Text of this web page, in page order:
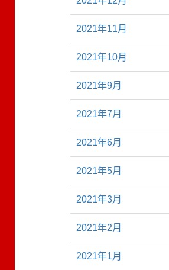
2021年11月
2021年10月
2021年9月
2021年7月
2021年6月
2021年5月
2021年3月
2021年2月
2021年1月